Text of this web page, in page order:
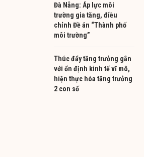
Đà Nẵng: Áp lực môi
trường gia tăng, điều
chỉnh Đề án “Thành phố
môi trường”
Thúc đẩy tăng trưởng gắn
với ổn định kinh tế vĩ mô,
hiện thực hóa tăng trưởng
2 con số